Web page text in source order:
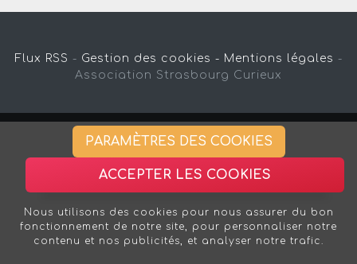
Flux RSS - Gestion des cookies - Mentions légales -
Association Strasbourg Curieux
PARAMÈTRES DES COOKIES
ACCEPTER LES COOKIES
Nous utilisons des cookies pour nous assurer du bon
fonctionnement de notre site, pour personnaliser notre
contenu et nos publicités, et analyser notre trafic.